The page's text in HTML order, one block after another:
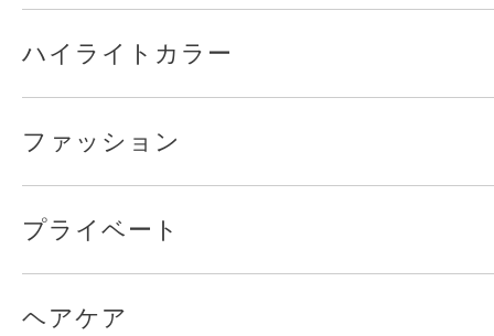
ハイライトカラー
ファッション
プライベート
ヘアケア